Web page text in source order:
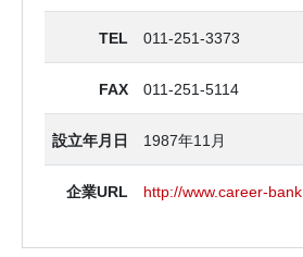
TEL 011-251-3373
FAX 011-251-5114
設立年月日 1987年11月
企業URL http://www.career-